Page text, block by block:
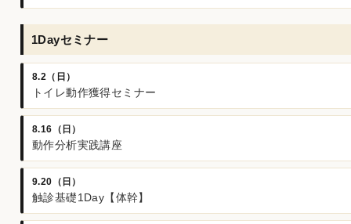
1Dayセミナー
8.2（日）
トイレ動作獲得セミナー
8.16（日）
動作分析実践講座
9.20（日）
触診基礎1Day【体幹】